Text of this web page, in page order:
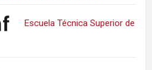
Escuela Técnica Superior de